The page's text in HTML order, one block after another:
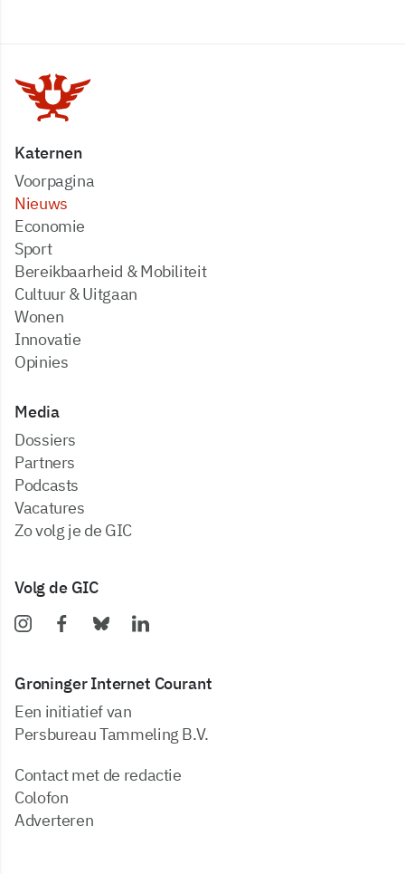
Katernen
Voorpagina
Nieuws
Economie
Sport
Bereikbaarheid & Mobiliteit
Cultuur & Uitgaan
Wonen
Innovatie
Opinies
Media
dossiers
partners
podcasts
vacatures
zo volg je de GIC
Volg de GIC
Groninger Internet Courant
Een initiatief van
Persbureau Tammeling B.V.
Contact met de redactie
Colofon
Adverteren